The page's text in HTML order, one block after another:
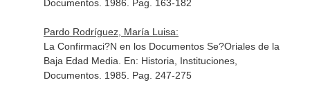
Documentos. 1986. Pag. 163-182
Pardo Rodríguez, María Luisa:
La Confirmaci?N en los Documentos Se?Oriales de la
Baja Edad Media. En: Historia, Instituciones,
Documentos. 1985. Pag. 247-275